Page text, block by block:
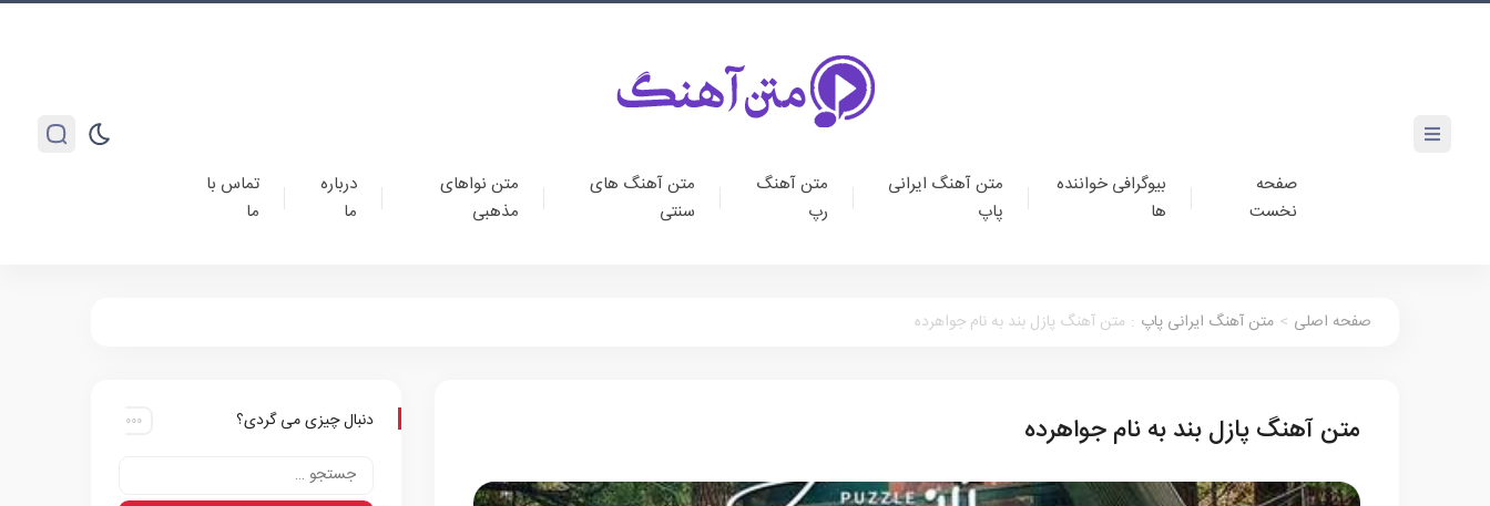
صفحه
نخست
بیوگرافی خواننده
ها
متن آهنگ ایرانی
پاپ
متن آهنگ
رپ
متن آهنگ های
سنتی
متن نواهای
مذهبی
درباره
ما
تماس با
ما
صفحه اصلی > متن آهنگ ایرانی پاپ : متن آهنگ پازل بند به نام جواهرده
متن آهنگ پازل بند به نام جواهرده دنبال چیزی می گردی؟